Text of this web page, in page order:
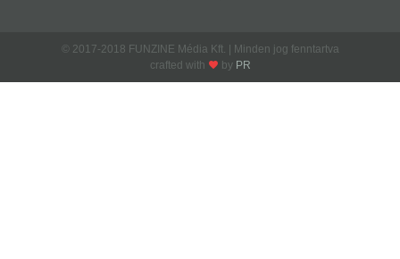
© 2017-2018 FUNZINE Média Kft. | Minden jog fenntartva
crafted with
by PR